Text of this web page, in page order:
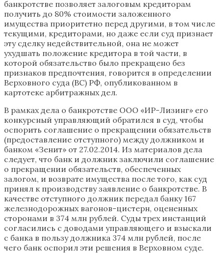
банкротстве позволяет залоговым кредиторам
получить до 80% стоимости заложенного
имущества приоритетно перед другими, в том числе
текущими, кредиторами, но даже если суд признает
эту сделку недействительной, она не может
ухудшать положение кредитора в той части, в
которой обязательство было прекращено без
признаков предпочтения, говорится в определении
Верховного суда (ВС) РФ, опубликованном в
картотеке арбитражных дел.
В рамках дела о банкротстве ООО «ИР-Лизинг» его
конкурсный управляющий обратился в суд, чтобы
оспорить соглашение о прекращении обязательств
(предоставление отступного) между должником и
банком «Зенит» от 27.02.2014. Из материалов дела
следует, что банк и должник заключили соглашение
о прекращении обязательств, обеспеченных
залогом, и возврате имущества после того, как суд
принял к производству заявление о банкротстве. В
качестве отступного должник передал банку 167
железнодорожных вагонов-цистерн, оцененных
сторонами в 374 млн рублей. Суды трех инстанций
согласились с доводами управляющего и взыскали
с банка в пользу должника 374 млн рублей, после
чего банк оспорил эти решения в Верховном суде.